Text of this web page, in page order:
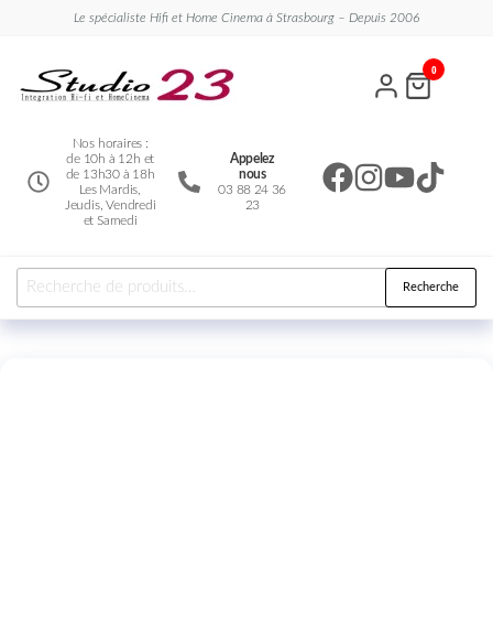
Le spécialiste Hifi et Home Cinema à Strasbourg – Depuis 2006
Nos horaires :
de 10h à 12h et
de 13h30 à 18h
Les Mardis,
Jeudis, Vendredi
et Samedi
Appelez
nous
03 88 24 36
23
0
Recherche